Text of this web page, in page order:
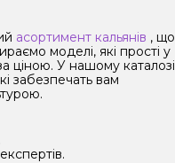
асортимент кальянів , що
моделі, які прості у
ціною. У нашому каталозі
забезпечать вам